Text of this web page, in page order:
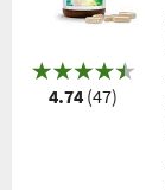
4.74 (47)